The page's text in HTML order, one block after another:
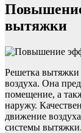
вытяжки
Решетка вытяжки
воздуха. Она
помещение, а
наружу.
движение
системы вытяжки.